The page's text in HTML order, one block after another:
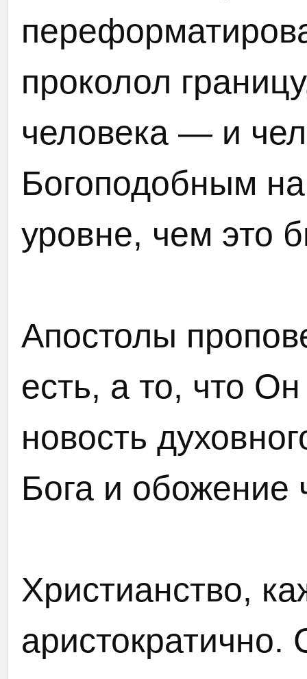
проколол
человека — и
Богоподобным
уровне, чем это
Апостолы
есть, а то, что
новость
Бога и обожение
Христианство,